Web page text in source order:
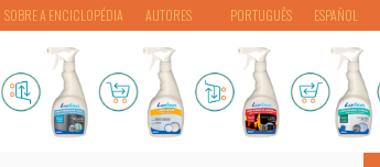
PORTUGUÊS ESPAÑOL
SOBRE A ENCICLOPÉDIA AUTORES